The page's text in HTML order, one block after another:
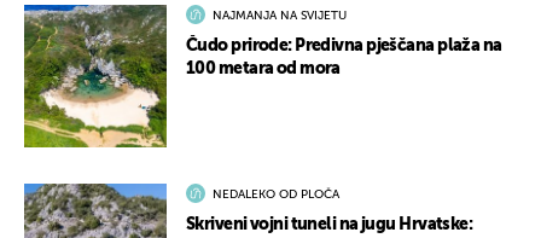
NAJMANJA NA SVIJETU
Čudo prirode: Predivna pješčana plaža na
100 metara od mora
NEDALEKO OD PLOČA
Skriveni vojni tuneli na jugu Hrvatske: